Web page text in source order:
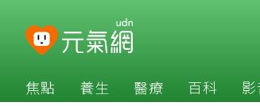
焦點 養生 醫療 百科